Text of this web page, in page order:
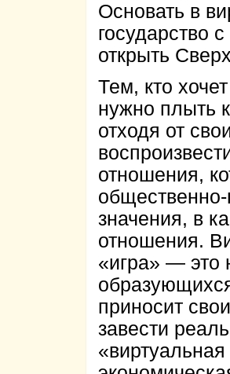
Основать в
государство
открыть
Тем, кто
нужно плыть
отходя от
отношения,
значения, в
отношения.
«игра» — это
приносит
завести